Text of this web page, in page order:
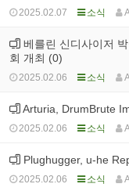
2025.02.07 소식
베를린 신디사이저
회 개최 (0)
2025.02.06 소식
Arturia, DrumBrute
2025.02.06 소식
Plughugger, u-he
2025.02.06 소식